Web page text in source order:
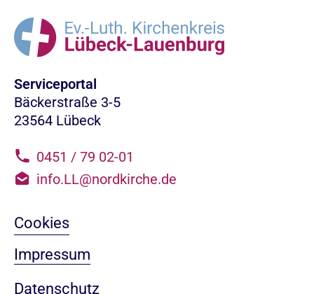
Serviceportal
Bäckerstraße 3-5
23564 Lübeck
0451 / 79 02-01
info.LL@nordkirche.de
Cookies
Impressum
Datenschutz